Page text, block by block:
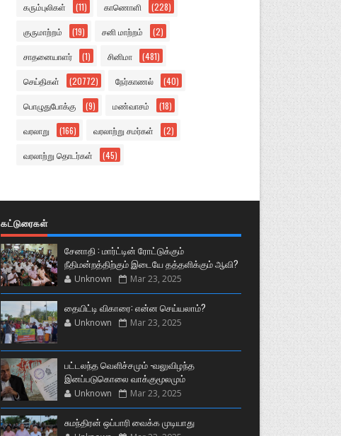
கரும்புலிகள் (11) காணொளி (228)
குருமாற்றம் (19) சனி மாற்றம் (2)
சாதனையாளர் (1) சினிமா (481)
செய்திகள் (20772) நேர்காணல் (40)
பொழுதுபோக்கு (9) மண்வாசம் (18)
வரலாறு (166) வரலாற்று சமர்கள் (2)
வரலாற்று தொடர்கள் (45)
கட்டுரைகள்
சேனாதி : மார்ட்டின் ரோட்டுக்கும்
நீதிமன்றத்திற்கும் இடையே தத்தளிக்கும் ஆவி?
Unknown Mar 23, 2025
தையிட்டி விகாரை: என்ன செய்யலாம்?
Unknown Mar 23, 2025
பட்டலந்த வெளிச்சமும் -வலுவிழந்த
இனப்படுகொலை வாக்குமூலமும்
Unknown Mar 23, 2025
சுமந்திரன் ஒப்பாரி வைக்க முடியாது